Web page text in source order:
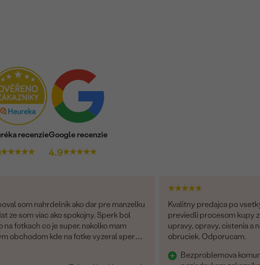
recenzieGoogle recenzie
4.9
som nahrdelnik ako dar pre manzelku
ze som viac ako spokojny. Sperk bol
na fotkach co je super, nakolko mam
obchodom kde na fotke vyzeral sperk
sedi s realitou (foto na krku). Naviac
Kvalitny predajca po
previedli procesom kupy
upravy, opravy, cistenia a
obruciek. Odporucam.
Bezproblemova